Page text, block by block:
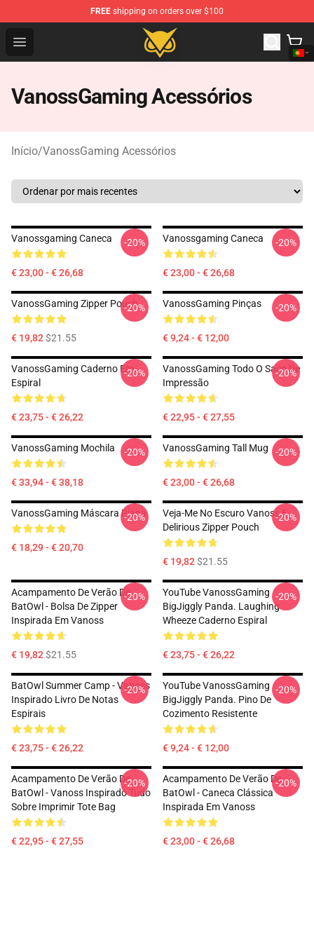
FREE shipping on orders over $100
Open menu
Vanossgaming Store - Official Vanossgaming
VanossGaming Acessórios
Início/VanossGaming Acessórios
Vanossgaming Caneca
€ 23,00 - € 26,68
-20% Vanossgaming Caneca
€ 23,00 - € 26,68
-20%
VanossGaming Zipper Pouch
€ 19,82$21.55
-20% VanossGaming Pinças
€ 9,24 - € 12,00
-20%
VanossGaming Caderno Em
Espiral
€ 23,75 - € 26,22
-20%
VanossGaming Todo O Saco De
Impressão
€ 22,95 - € 27,55
-20%
VanossGaming Mochila
€ 33,94 - € 38,18
-20% VanossGaming Tall Mug
€ 23,00 - € 26,68
-20%
VanossGaming Máscara Plana
€ 18,29 - € 20,70
-20%
Veja-Me No Escuro Vanoss E
Delirious Zipper Pouch
€ 19,82$21.55
-20%
Acampamento De Verão De
BatOwl - Bolsa De Zipper
Inspirada Em Vanoss
€ 19,82$21.55
-20%
YouTube VanossGaming
BigJiggly Panda. Laughing
Wheeze Caderno Espiral
€ 23,75 - € 26,22
-20%
BatOwl Summer Camp - Vanoss
Inspirado Livro De Notas
Espirais
€ 23,75 - € 26,22
-20%
YouTube VanossGaming
BigJiggly Panda. Pino De
Cozimento Resistente
€ 9,24 - € 12,00
-20%
Acampamento De Verão De
BatOwl - Vanoss Inspirado Tudo
Sobre Imprimir Tote Bag
€ 22,95 - € 27,55
-20%
Acampamento De Verão De
BatOwl - Caneca Clássica
Inspirada Em Vanoss
€ 23,00 - € 26,68
-20%